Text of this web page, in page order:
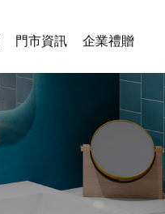
門市資訊 企業禮贈